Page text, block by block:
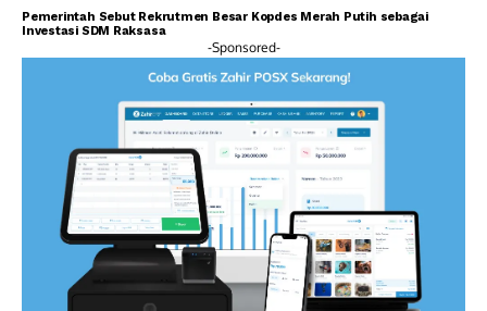
Pemerintah Sebut Rekrutmen Besar Kopdes Merah Putih sebagai
Investasi SDM Raksasa
-Sponsored-